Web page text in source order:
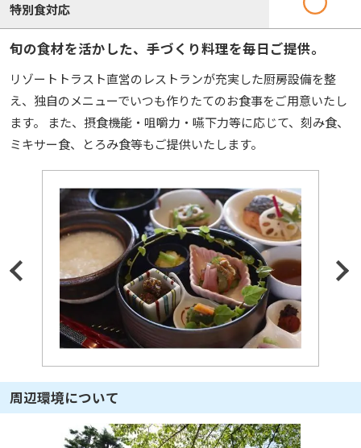
特別食対応
旬の食材を活かした、手づくり料理を毎日ご提供。
リゾートトラスト直営のレストランが充実した厨房設備を整
え、独自のメニューでいつも作りたてのお食事をご用意いたし
ます。 また、摂食機能・咀嚼力・嚥下力等に応じて、刻み食、
ミキサー食、とろみ食等もご提供いたします。
周辺環境について